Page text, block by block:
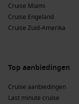
Cruise Miami
Cruise Engeland
Cruise Zuid-Amerika
Top aanbiedingen
Cruise aanbiedingen
Last minute cruise